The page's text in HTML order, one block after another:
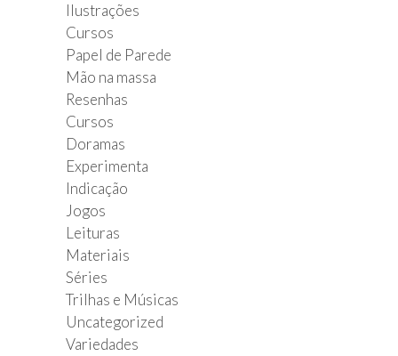
Ilustrações
Cursos
Papel de Parede
Mão na massa
Resenhas
Cursos
Doramas
Experimenta
Indicação
Jogos
Leituras
Materiais
Séries
Trilhas e Músicas
Uncategorized
Variedades